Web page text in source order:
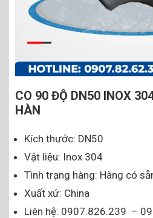
CO 90 ĐỘ DN50 INOX
HÀN
Kích thước: DN50
Vật liệu: Inox 304
Tình trạng hàng: Hàng có
Xuất xứ: China
Liên hệ: 0907.826.239 –